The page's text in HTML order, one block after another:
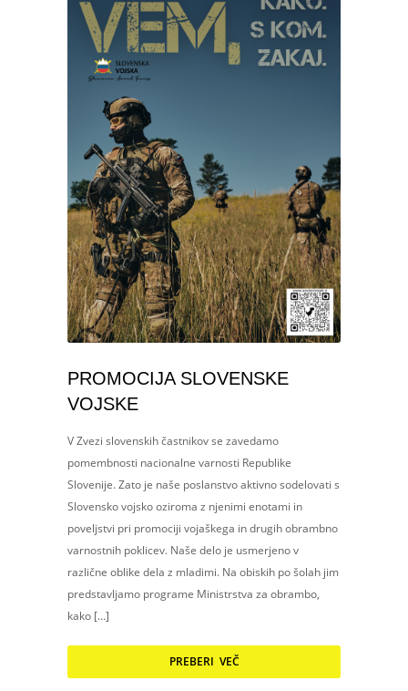
PROMOCIJA SLOVENSKE
VOJSKE
V Zvezi slovenskih častnikov se zavedamo
pomembnosti nacionalne varnosti Republike
Slovenije. Zato je naše poslanstvo aktivno sodelovati s
Slovensko vojsko oziroma z njenimi enotami in
poveljstvi pri promociji vojaškega in drugih obrambno
varnostnih poklicev. Naše delo je usmerjeno v
različne oblike dela z mladimi. Na obiskih po šolah jim
predstavljamo programe Ministrstva za obrambo,
kako […]
PREBERI VEČ